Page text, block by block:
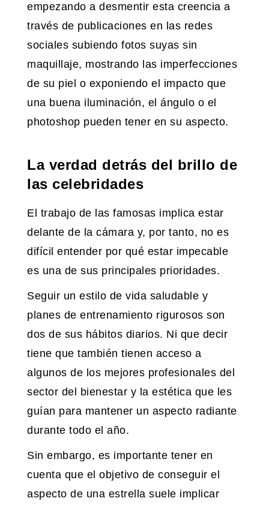
empezando a desmentir esta creencia a
través de publicaciones en las redes
sociales subiendo fotos suyas sin
maquillaje, mostrando las imperfecciones
de su piel o exponiendo el impacto que
una buena iluminación, el ángulo o el
photoshop pueden tener en su aspecto.
La verdad detrás del brillo de
las celebridades
El trabajo de las famosas implica estar
delante de la cámara y, por tanto, no es
difícil entender por qué estar impecable
es una de sus principales prioridades.
Seguir un estilo de vida saludable y
planes de entrenamiento rigurosos son
dos de sus hábitos diarios. Ni que decir
tiene que también tienen acceso a
algunos de los mejores profesionales del
sector del bienestar y la estética que les
guían para mantener un aspecto radiante
durante todo el año.
Sin embargo, es importante tener en
cuenta que el objetivo de conseguir el
aspecto de una estrella suele implicar